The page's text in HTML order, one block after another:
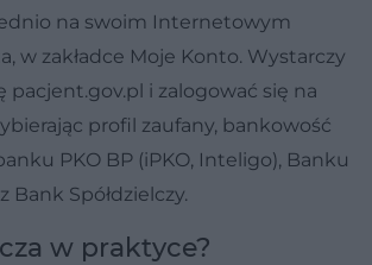
na swoim Internetowym
w zakładce Moje Konto. Wystarczy
pacjent.gov.pl i zalogować się na
profil zaufany, bankowość
PKO BP (iPKO, Inteligo), Banku
Bank Spółdzielczy.
w praktyce?